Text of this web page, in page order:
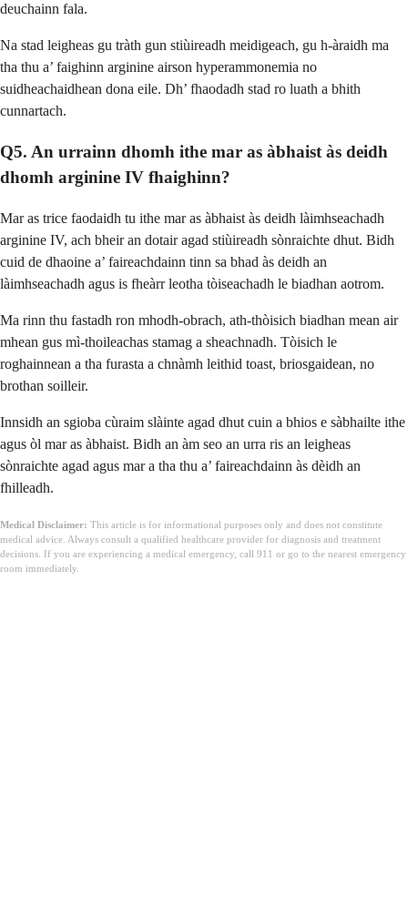
deuchainn fala.
Na stad leigheas gu tràth gun stiùireadh meidigeach, gu h-àraidh ma
tha thu a’ faighinn arginine airson hyperammonemia no
suidheachaidhean dona eile. Dh’ fhaodadh stad ro luath a bhith
cunnartach.
Q5. An urrainn dhomh ithe mar as àbhaist às deidh
dhomh arginine IV fhaighinn?
Mar as trice faodaidh tu ithe mar as àbhaist às deidh làimhseachadh
arginine IV, ach bheir an dotair agad stiùireadh sònraichte dhut. Bidh
cuid de dhaoine a’ faireachdainn tinn sa bhad às deidh an
làimhseachadh agus is fheàrr leotha tòiseachadh le biadhan aotrom.
Ma rinn thu fastadh ron mhodh-obrach, ath-thòisich biadhan mean air
mhean gus mì-thoileachas stamag a sheachnadh. Tòisich le
roghainnean a tha furasta a chnàmh leithid toast, briosgaidean, no
brothan soilleir.
Innsidh an sgioba cùraim slàinte agad dhut cuin a bhios e sàbhailte ithe
agus òl mar as àbhaist. Bidh an àm seo an urra ris an leigheas
sònraichte agad agus mar a tha thu a’ faireachdainn às dèidh an
fhilleadh.
Medical Disclaimer: This article is for informational purposes only and does not constitute
medical advice. Always consult a qualified healthcare provider for diagnosis and treatment
decisions. If you are experiencing a medical emergency, call 911 or go to the nearest emergency
room immediately.